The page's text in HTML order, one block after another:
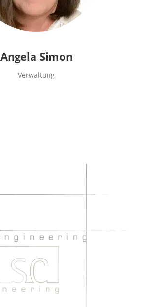
Angela Simon
Verwaltung